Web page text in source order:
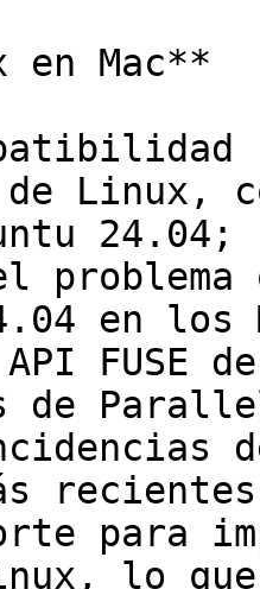
en Mac**
Linux,
24.04;
en
FUSE
de
para
lo que